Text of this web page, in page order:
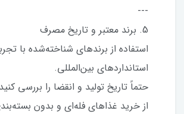
---
5. برند معتبر و تاریخ مصرف
استفاده از برندهای شناخته‌شده با
استانداردهای بین‌المللی.
حتماً تاریخ تولید و انقضا را بررسی
از خرید غذاهای فله‌ای و بدون